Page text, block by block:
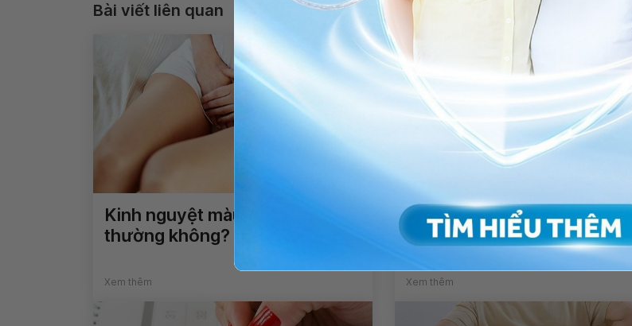
Bài viết liên quan
Kinh nguyệt màu đen có bất
thường không?
Xem thêm
Hệ thống Phòng mổ Hybrid
hiện đại nhất Việt Nam
Xem thêm